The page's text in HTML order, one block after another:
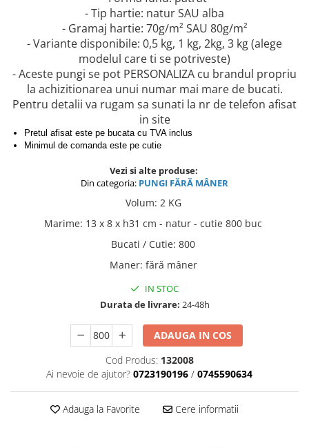
- Tip hartie: natur SAU alba
- Gramaj hartie: 70g/m² SAU 80g/m²
- Variante disponibile: 0,5 kg, 1 kg, 2kg, 3 kg (alege
modelul care ti se potriveste)
- Aceste pungi se pot PERSONALIZA cu brandul propriu
la achizitionarea unui numar mai mare de bucati.
Pentru detalii va rugam sa sunati la nr de telefon afisat
in site
Pretul afisat este pe bucata cu TVA inclus
Minimul de comanda este pe cutie
Vezi si alte produse:
Din categoria: PUNGI FĂRĂ MÂNER
Volum: 2 KG
Marime: 13 x 8 x h31 cm - natur - cutie 800 buc
Bucati / Cutie: 800
Maner: fără mâner
IN STOC
Durata de livrare: 24-48h
ADAUGA IN COS
Cod Produs: 132008
Ai nevoie de ajutor? 0723190196 / 0745590634
Adauga la Favorite Cere informatii